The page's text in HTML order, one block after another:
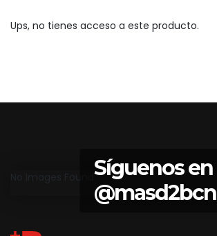
Ups, no tienes acceso a este producto.
Síguenos en
@masd2bcn